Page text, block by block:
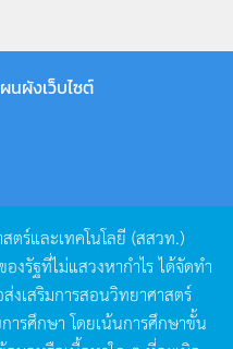
นผังเว็บไซต์
ตร์และเทคโนโลยี (สสวท.)
งรัฐที่ไม่แสวงหากำไรได้จัดทำ
ส่งเสริมการสอนวิทยาศาสตร์
ารศึกษา โดยเน้นการศึกษาขั้น